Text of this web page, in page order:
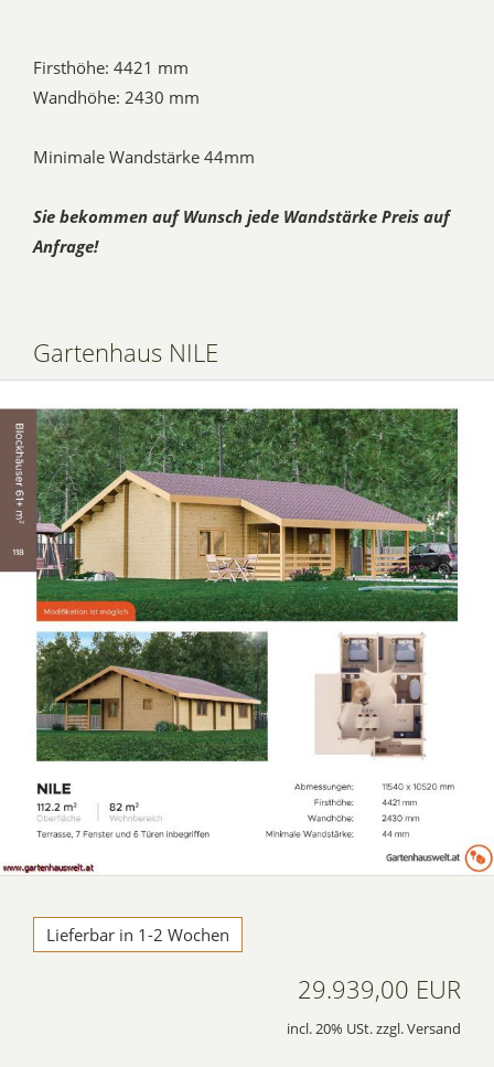
Firsthöhe: 4421 mm
Wandhöhe: 2430 mm
Minimale Wandstärke 44mm
Sie bekommen auf Wunsch jede Wandstärke Preis auf
Anfrage!
Gartenhaus NILE
Lieferbar in 1-2 Wochen
29.939,00 EUR
incl. 20% USt. zzgl. Versand